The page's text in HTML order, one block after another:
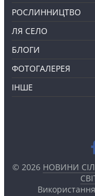
РОСЛИННИЦТВО
ЛЯ СЕЛО
БЛОГИ
ФОТОГАЛЕРЕЯ
ІНШЕ
© 2026 НОВИНИ